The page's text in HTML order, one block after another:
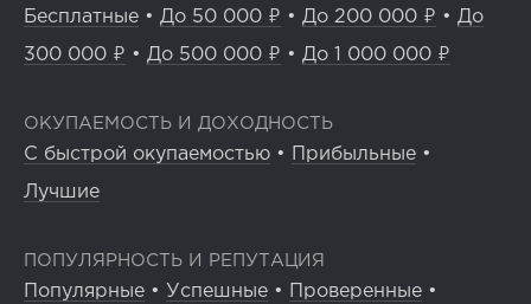
Бесплатные • До 50 000 ₽ • До 200 000 ₽ • До
300 000 ₽ • До 500 000 ₽ • До 1 000 000 ₽
ОКУПАЕМОСТЬ И ДОХОДНОСТЬ
С быстрой окупаемостью • Прибыльные •
Лучшие
ПОПУЛЯРНОСТЬ И РЕПУТАЦИЯ
Популярные • Успешные • Проверенные •